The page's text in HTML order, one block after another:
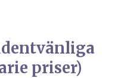
priser)